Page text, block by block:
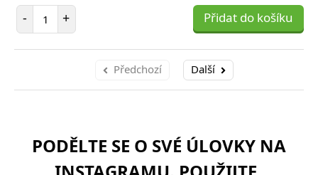
- Počet položek
+ Přidat do košíku
Předchozí Další
PODĚLTE SE O SVÉ ÚLOVKY NA